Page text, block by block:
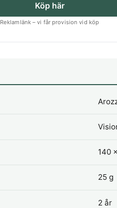
Köp här
Reklamlänk – vi får provision vid köp
140
25 g
2 år